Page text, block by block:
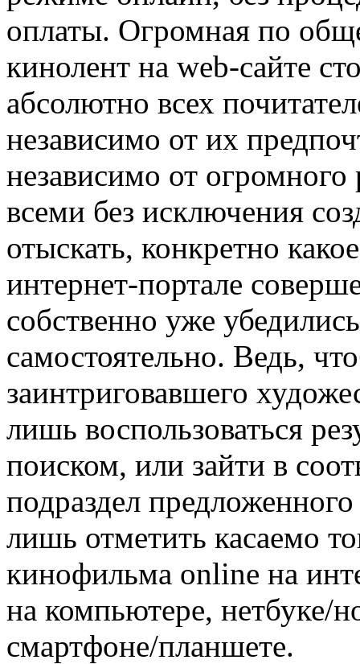
оплаты. Огромная по
кинолент на web-сайте
абсолютно всех
независимо от их
независимо от
всеми без исключения
отыскать, конкретно
интернет-портале
собственно уже
самостоятельно. Ведь,
заинтриговавшего
лишь воспользоваться
поиском, или зайти в
подраздел
лишь отметить касаемо
кинофильма online на
на компьютере, нетбуке/
смартфоне/планшете.